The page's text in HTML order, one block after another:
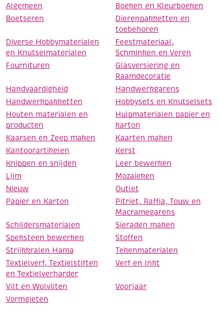
Algemeen
Boeken en Kleurboeken
Boetseren
Dierenpakketten en
toebehoren
Diverse Hobbymaterialen
en Knutselmaterialen
Feestmateriaal,
Schminken en Veren
Fournituren
Glasversiering en
Raamdecoratie
Handvaardigheid
Handwerkgarens
Handwerkpakketten
Hobbysets en Knutselsets
Houten materialen en
producten
Hulpmaterialen papier en
karton
Kaarsen en Zeep maken
Kaarten maken
Kantoorartikelen
Kerst
Knippen en snijden
Leer bewerken
Lijm
Mozaieken
Nieuw
Outlet
Papier en Karton
Pitriet, Raffia, Touw en
Macramegarens
Schildersmaterialen
Sieraden maken
Speksteen bewerken
Stoffen
Strijkkralen Hama
Tekenmaterialen
Textielverf, Textielstiften
en Textielverharder
Verf en Inkt
Vilt en Wolvilten
Voorjaar
Vormgieten